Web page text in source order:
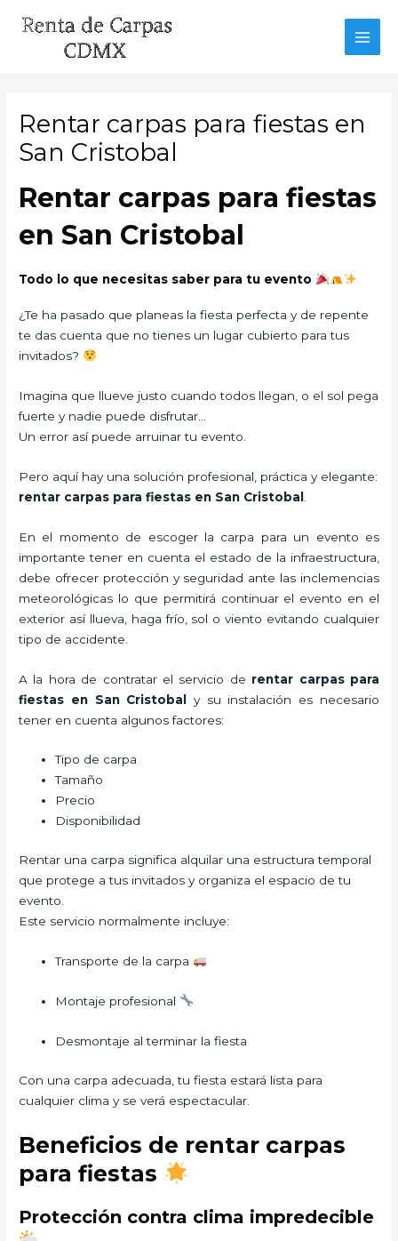
Rentar carpas para fiestas en
San Cristobal
Rentar carpas para fiestas
en San Cristobal
Todo lo que necesitas saber para tu evento
¿Te ha pasado que planeas la fiesta perfecta y de repente
te das cuenta que no tienes un lugar cubierto para tus
invitados?
Imagina que llueve justo cuando todos llegan, o el sol pega
fuerte y nadie puede disfrutar…
Un error así puede arruinar tu evento.
Pero aquí hay una solución profesional, práctica y elegante:
rentar carpas para fiestas en San Cristobal
En el momento de escoger la carpa para un evento es
importante tener en cuenta el estado de la infraestructura,
debe ofrecer protección y seguridad ante las inclemencias
meteorológicas lo que permitirá continuar el evento en el
exterior así llueva, haga frío, sol o viento evitando cualquier
tipo de accidente.
A la hora de contratar el servicio de rentar carpas para
fiestas en San Cristobal y su instalación es necesario
tener en cuenta algunos factores:
Tipo de carpa
Tamaño
Precio
Disponibilidad
Rentar una carpa significa alquilar una estructura temporal
que protege a tus invitados y organiza el espacio de tu
evento.
Este servicio normalmente incluye:
Transporte de la carpa
Montaje profesional
Desmontaje al terminar la fiesta
Con una carpa adecuada, tu fiesta estará lista para
cualquier clima y se verá espectacular.
Beneficios de rentar carpas
para fiestas
Protección contra clima impredecible